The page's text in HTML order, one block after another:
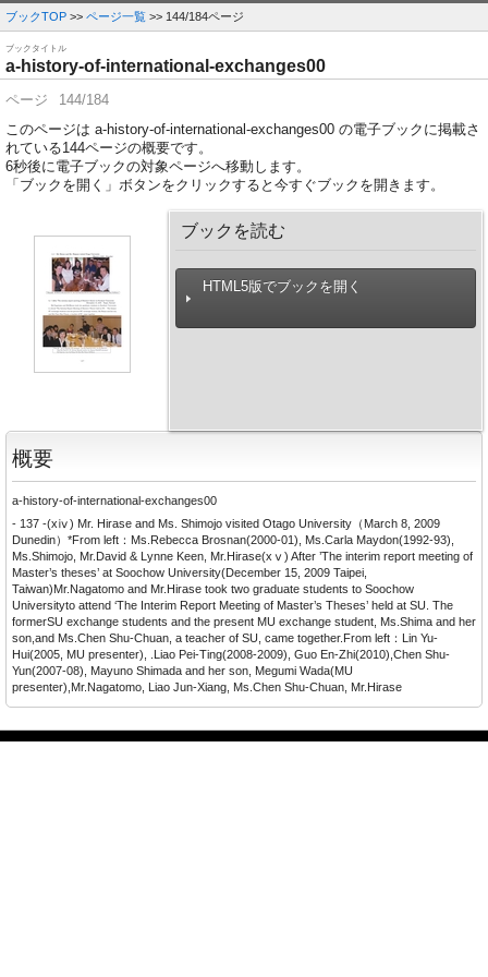
ブックTOP >> ページ一覧 >> 144/184ページ
ブックタイトル
a-history-of-international-exchanges00
ページ
144/184
このページは a-history-of-international-exchanges00 の電子ブックに掲載さ
れている144ページの概要です。
6秒後に電子ブックの対象ページへ移動します。
「ブックを開く」ボタンをクリックすると今すぐブックを開きます。
ブックを読む
HTML5版でブックを開く
概要
a-history-of-international-exchanges00
- 137 -(xⅳ) Mr. Hirase and Ms. Shimojo visited Otago University（March 8, 2009
Dunedin）*From left：Ms.Rebecca Brosnan(2000-01), Ms.Carla Maydon(1992-93),
Ms.Shimojo, Mr.David & Lynne Keen, Mr.Hirase(xⅴ) After ’The interim report meeting of
Master’s theses’ at Soochow University(December 15, 2009 Taipei,
Taiwan)Mr.Nagatomo and Mr.Hirase took two graduate students to Soochow
Universityto attend ‘The Interim Report Meeting of Master’s Theses’ held at SU. The
formerSU exchange students and the present MU exchange student, Ms.Shima and her
son,and Ms.Chen Shu-Chuan, a teacher of SU, came together.From left：Lin Yu-
Hui(2005, MU presenter), .Liao Pei-Ting(2008-2009), Guo En-Zhi(2010),Chen Shu-
Yun(2007-08), Mayuno Shimada and her son, Megumi Wada(MU
presenter),Mr.Nagatomo, Liao Jun-Xiang, Ms.Chen Shu-Chuan, Mr.Hirase